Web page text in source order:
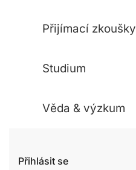
Přijímací zkoušky
Studium
Věda & výzkum
Přihlásit se